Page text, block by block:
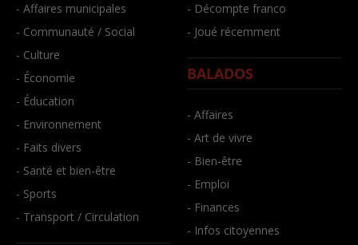
- Affaires municipales
- Communauté / Social
- Culture
- Économie
- Éducation
- Environnement
- Faits divers
- Santé et bien-être
- Sports
- Transport / Circulation
- Décompte franco
- Joué récemment
BALADOS
- Affaires
- Art de vivre
- Bien-être
- Emploi
- Finances
- Infos citoyennes